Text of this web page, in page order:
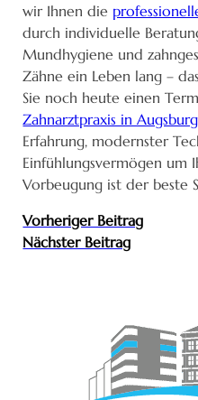
wir Ihnen die
durch individuelle
Mundhygiene und
Zähne ein Leben lang –
Sie noch heute einen
Zahnarztpraxis in Augsburg
Erfahrung, modernster
Einfühlungsvermögen um
Vorbeugung ist der beste
Vorheriger Beitrag
Nächster Beitrag